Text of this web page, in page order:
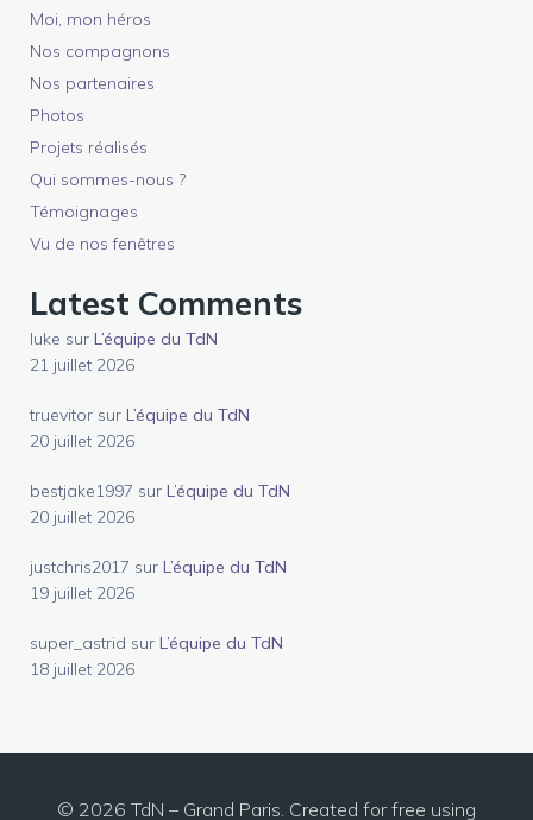
Moi, mon héros
Nos compagnons
Nos partenaires
Photos
Projets réalisés
Qui sommes-nous ?
Témoignages
Vu de nos fenêtres
Latest Comments
luke sur L’équipe du TdN
21 juillet 2026
truevitor sur L’équipe du TdN
20 juillet 2026
bestjake1997 sur L’équipe du TdN
20 juillet 2026
justchris2017 sur L’équipe du TdN
19 juillet 2026
super_astrid sur L’équipe du TdN
18 juillet 2026
© 2026 TdN – Grand Paris. Created for free using